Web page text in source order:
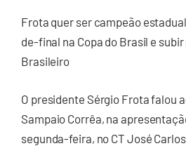
Frota quer ser campeão
de-final na Copa do Brasil e subir
Brasileiro
O presidente Sérgio Frota falou
Sampaio Corrêa, na
segunda-feira, no CT José